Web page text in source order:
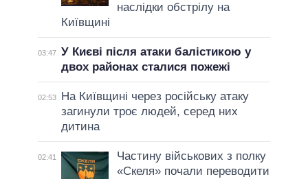
наслідки обстрілу на
Київщині
03:47 У Києві після атаки балістикою у
двох районах сталися пожежі
02:53
На Київщині через російську атаку
загинули троє людей, серед них
дитина
02:41
Частину військових з полку
«Скеля» почали переводити